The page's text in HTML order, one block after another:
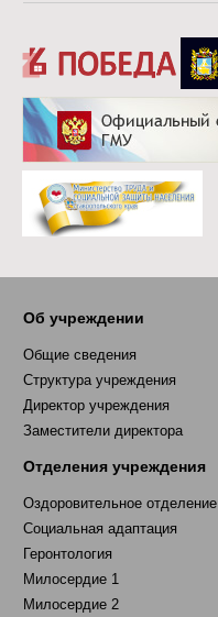
Об учреждении
Общие сведения
Структура учреждения
Директор учреждения
Заместители директора
Отделения учреждения
Оздоровительное отделение
Социальная адаптация
Геронтология
Милосердие 1
Милосердие 2